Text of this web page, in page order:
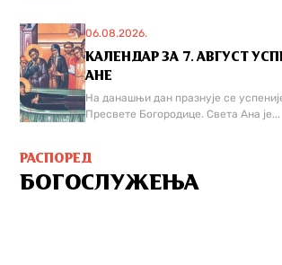
06.08.2026.
КАЛЕНДАР ЗА 7. АВГУСТ
АНЕ
На данашњи дан празнује се
Пресвете Богородице. Света Ана је...
РАСПОРЕД
БОГОСЛУЖЕЊА